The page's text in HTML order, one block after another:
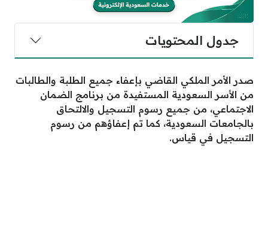
جدول المحتويات
صدر الأمر الملكي القاضي بإعفاء جميع الطلبة والطالبات
من الأسر السعودية المستفيدة من برنامج الضمان
الاجتماعي، من جميع رسوم التسجيل والالتحاق
بالجامعات السعودية، كما تم إعفاؤهم من رسوم
التسجيل في قياس.